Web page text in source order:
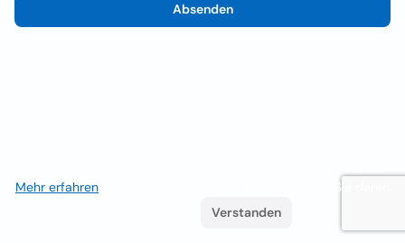
Absenden
Mehr erfahren . Wenn Sie weiterhin surfen, akzeptieren Sie deren
Verstanden